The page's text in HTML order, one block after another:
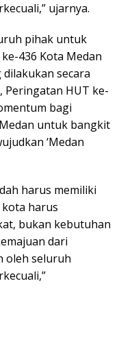
ujarnya.
pihak untuk
436 Kota Medan
secara
Peringatan HUT ke-
bagi
untuk bangkit
‘Medan
harus memiliki
harus
bukan kebutuhan
dari
oleh seluruh